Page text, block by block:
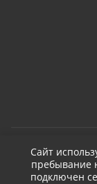
2026 ©
Сайт
пребывание
подключен